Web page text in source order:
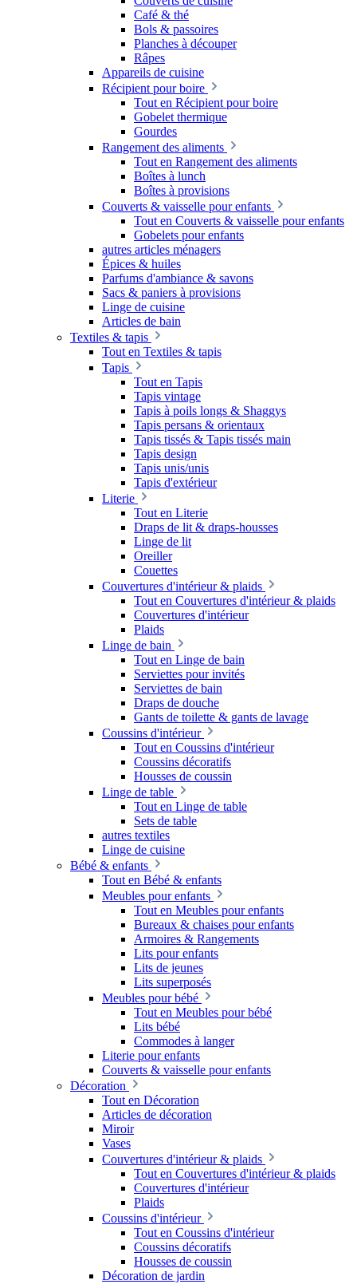
Café & thé
Bols & passoires
Planches à découper
Râpes
Appareils de cuisine
Récipient pour boire
Tout en Récipient pour boire
Gobelet thermique
Gourdes
Rangement des aliments
Tout en Rangement des aliments
Boîtes à lunch
Boîtes à provisions
Couverts & vaisselle pour enfants
Tout en Couverts & vaisselle pour enfants
Gobelets pour enfants
autres articles ménagers
Épices & huiles
Parfums d'ambiance & savons
Sacs & paniers à provisions
Linge de cuisine
Articles de bain
Textiles & tapis
Tout en Textiles & tapis
Tapis
Tout en Tapis
Tapis vintage
Tapis à poils longs & Shaggys
Tapis persans & orientaux
Tapis tissés & Tapis tissés main
Tapis design
Tapis unis/unis
Tapis d'extérieur
Literie
Tout en Literie
Draps de lit & draps-housses
Linge de lit
Oreiller
Couettes
Couvertures d'intérieur & plaids
Tout en Couvertures d'intérieur & plaids
Couvertures d'intérieur
Plaids
Linge de bain
Tout en Linge de bain
Serviettes pour invités
Serviettes de bain
Draps de douche
Gants de toilette & gants de lavage
Coussins d'intérieur
Tout en Coussins d'intérieur
Coussins décoratifs
Housses de coussin
Linge de table
Tout en Linge de table
Sets de table
autres textiles
Linge de cuisine
Bébé & enfants
Tout en Bébé & enfants
Meubles pour enfants
Tout en Meubles pour enfants
Bureaux & chaises pour enfants
Armoires & Rangements
Lits pour enfants
Lits de jeunes
Lits superposés
Meubles pour bébé
Tout en Meubles pour bébé
Lits bébé
Commodes à langer
Literie pour enfants
Couverts & vaisselle pour enfants
Décoration
Tout en Décoration
Articles de décoration
Miroir
Vases
Couvertures d'intérieur & plaids
Tout en Couvertures d'intérieur & plaids
Couvertures d'intérieur
Plaids
Coussins d'intérieur
Tout en Coussins d'intérieur
Coussins décoratifs
Housses de coussin
Décoration de jardin